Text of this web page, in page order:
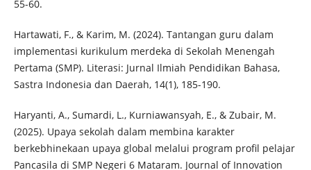
55-60.
Hartawati, F., & Karim, M. (2024). Tantangan guru dalam
implementasi kurikulum merdeka di Sekolah Menengah
Pertama (SMP). Literasi: Jurnal Ilmiah Pendidikan Bahasa,
Sastra Indonesia dan Daerah, 14(1), 185-190.
Haryanti, A., Sumardi, L., Kurniawansyah, E., & Zubair, M.
(2025). Upaya sekolah dalam membina karakter
berkebhinekaan upaya global melalui program profil pelajar
Pancasila di SMP Negeri 6 Mataram. Journal of Innovation